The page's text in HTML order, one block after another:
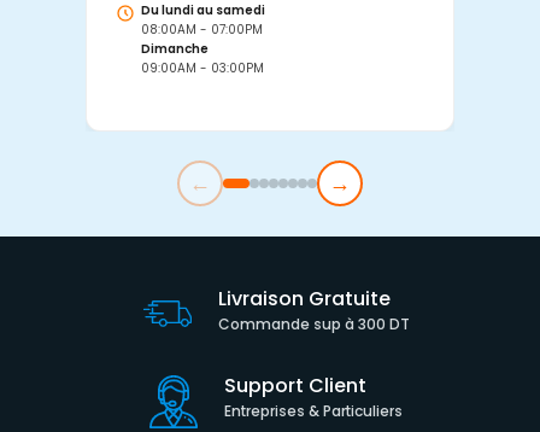
Du lundi au samedi
08:00AM - 07:00PM
Dimanche
09:00AM - 03:00PM
← →
Livraison Gratuite
Commande sup à 300 DT
Support Client
Entreprises & Particuliers